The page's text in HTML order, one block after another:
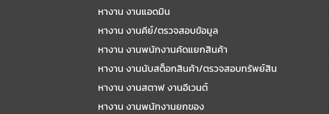
หางาน งานแอดมิน
หางาน งานคีย์/ตรวจสอบข้อมูล
หางาน งานพนักงานคัดแยกสินค้า
หางาน งานนับสต็อกสินค้า/ตรวจสอบทรัพย์สิน
หางาน งานสตาฟ งานอีเวนต์
หางาน งานพนักงานยกของ